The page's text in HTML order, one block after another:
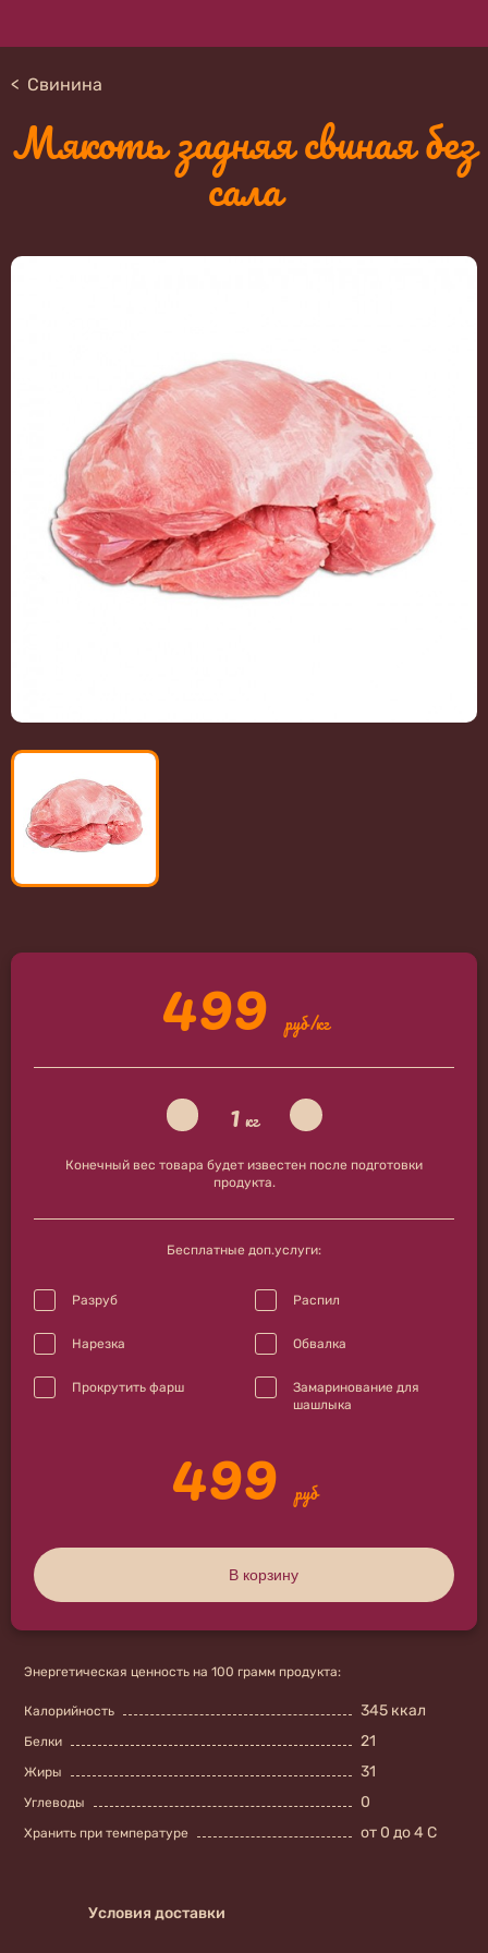
Свинина
Мякоть задняя свиная без
сала
Энергетическая ценность на 100 грамм продукта:
Калорийность 345 ккал
Белки 21
Жиры 31
Углеводы 0
Хранить при температуре от 0 до 4 С
Условия доставки
499 руб/кг
1 кг
Конечный вес товара будет известен после подготовки
продукта.
Бесплатные доп.услуги:
Разруб Распил
Нарезка Обвалка
Прокрутить фарш
Замаринование для
шашлыка
499 руб
В корзину